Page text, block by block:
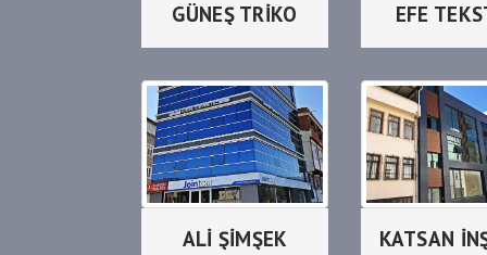
GÜNEŞ TRİKO EFE
ALİ ŞİMŞEK KATSAN